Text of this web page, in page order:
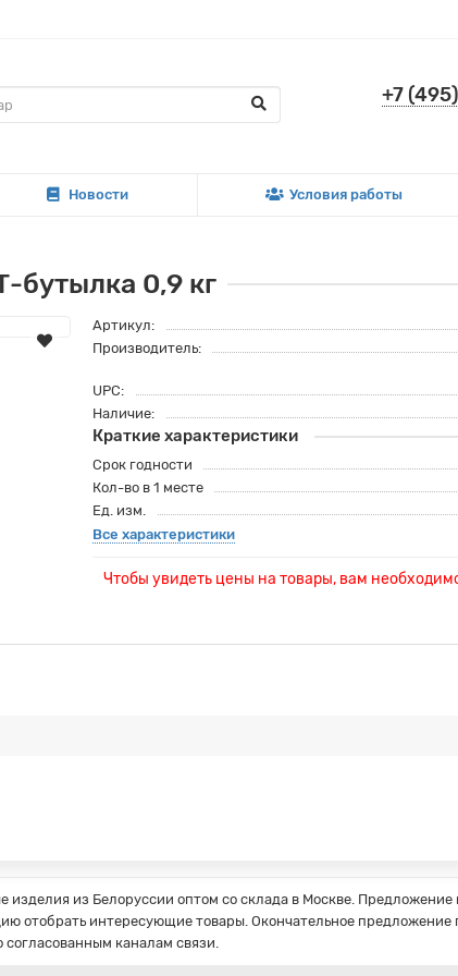
+7
Новости Условия работы
бутылка 0,9 кг
Артикул:
Производитель:
UPC:
Наличие:
Краткие характеристики
Срок годности
Кол-во в 1 месте
Ед. изм.
Все характеристики
Чтобы увидеть цены на товары, вам
из Белоруссии оптом со склада в Москве. Предложение
отобрать интересующие товары. Окончательное предложение
каналам связи.